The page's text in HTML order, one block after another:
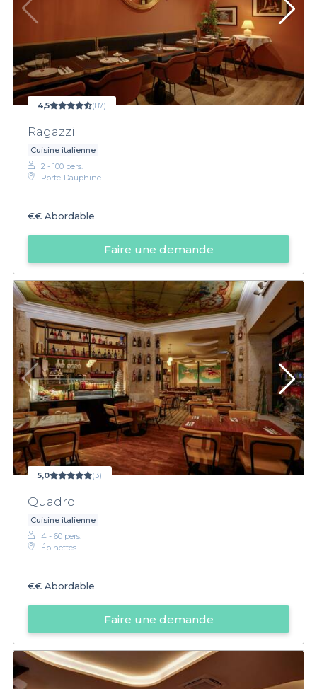
4,5 (87)
Ragazzi
Cuisine italienne
2 - 100 pers.
Porte-Dauphine
€€ Abordable
Faire une demande
5,0 (3)
Quadro
Cuisine italienne
4 - 60 pers.
Épinettes
€€ Abordable
Faire une demande